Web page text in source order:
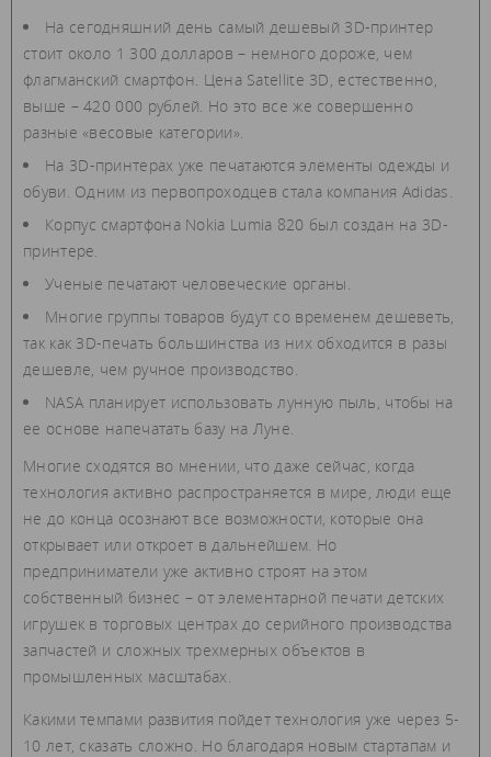
На сегодняшний день самый дешевый 3D-принтер
стоит около 1 300 долларов – немного дороже, чем
флагманский смартфон. Цена Satellite 3D, естественно,
выше – 420 000 рублей. Но это все же совершенно
разные «весовые категории».
На 3D-принтерах уже печатаются элементы одежды и
обуви. Одним из первопроходцев стала компания Adidas.
Корпус смартфона Nokia Lumia 820 был создан на 3D-
принтере.
Ученые печатают человеческие органы.
Многие группы товаров будут со временем дешеветь,
так как 3D-печать большинства из них обходится в разы
дешевле, чем ручное производство.
NASA планирует использовать лунную пыль, чтобы на
ее основе напечатать базу на Луне.
Многие сходятся во мнении, что даже сейчас, когда
технология активно распространяется в мире, люди еще
не до конца осознают все возможности, которые она
открывает или откроет в дальнейшем. Но
предприниматели уже активно строят на этом
собственный бизнес – от элементарной печати детских
игрушек в торговых центрах до серийного производства
запчастей и сложных трехмерных объектов в
промышленных масштабах.
Какими темпами развития пойдет технология уже через 5-
10 лет, сказать сложно. Но благодаря новым стартапам и